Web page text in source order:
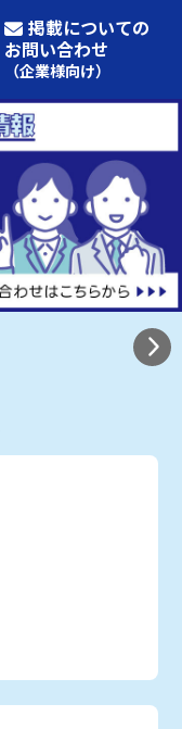
掲載についての
お問い合わせ
（企業様向け）